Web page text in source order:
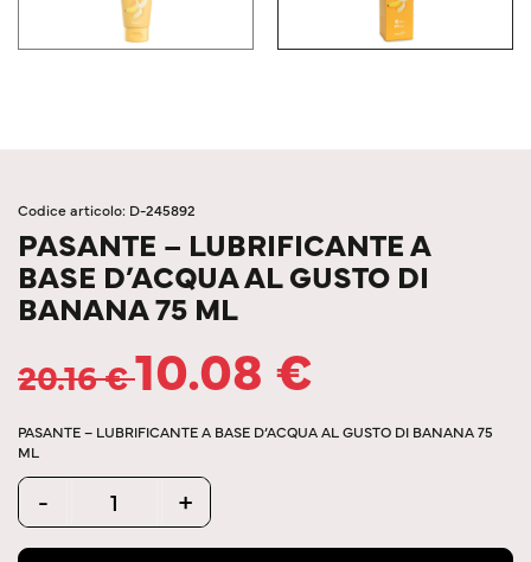
Codice articolo: D-245892
PASANTE – LUBRIFICANTE A
BASE D’ACQUA AL GUSTO DI
BANANA 75 ML
20.16€10.08 €
PASANTE – LUBRIFICANTE A BASE D’ACQUA AL GUSTO DI BANANA 75
ML
Quantity
- +